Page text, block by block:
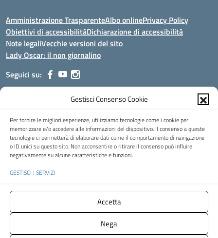
Gestisci Consenso Cookie
Per fornire le migliori esperienze, utilizziamo tecnologie come i cookie per
memorizzare e/o accedere alle informazioni del dispositivo. Il consenso a queste
tecnologie ci permetterà di elaborare dati come il comportamento di navigazione
o ID unici su questo sito. Non acconsentire o ritirare il consenso può influire
negativamente su alcune caratteristiche e funzioni.
GESTISCI I SERVIZI
Accetta
Nega
Amministrazione TrasparenteAlbo onlinePrivacy Policy
Obiettivi di accessibilitàDichiarazione di accessibilità
Note legaliVecchie versioni del sito
Lady Oscar: il non giornalino
Seguici su:
Viale Aldo Moro, 51 - 24021 Albino (Bg)
Posta elettronica certificata (PEC):bgis00900b@pec.istruzione.it
Codice fiscale: 95002390169
Codice meccanografico:BGIS00900B
Codice unico di fatturazione (CUF): UFMHLX
Spazio web concesso in uso gratuito daWeb3king, via Pertini 8 ALBINO
Concept & Design by Designers Italia
- Versione del tema: